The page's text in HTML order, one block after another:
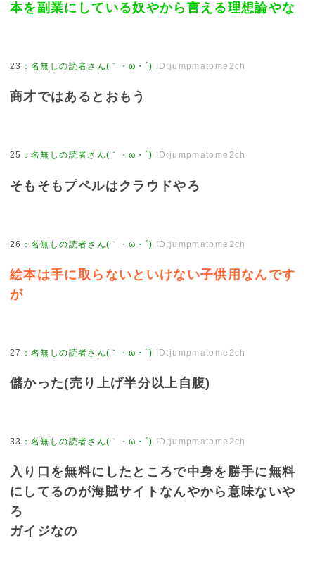
本を副業にしている奴やから言える理想論やな
23 ：名無しの読者さん(｀・ω・´) ID:jumpmatome2ch
商才ではあるとおもう
25 ：名無しの読者さん(｀・ω・´) ID:jumpmatome2ch
そもそもプペルはクラウドやろ
26 ：名無しの読者さん(｀・ω・´) ID:jumpmatome2ch
絵本は手に取らないといけない子供用なんです
が
27 ：名無しの読者さん(｀・ω・´) ID:jumpmatome2ch
儲かった(売り上げ半分以上自腹)
33 ：名無しの読者さん(｀・ω・´) ID:jumpmatome2ch
入り口を無料にしたところで中身を勝手に無料
にしてるのが海賊サイトなんやから意味ないや
ろ
ガイジなの